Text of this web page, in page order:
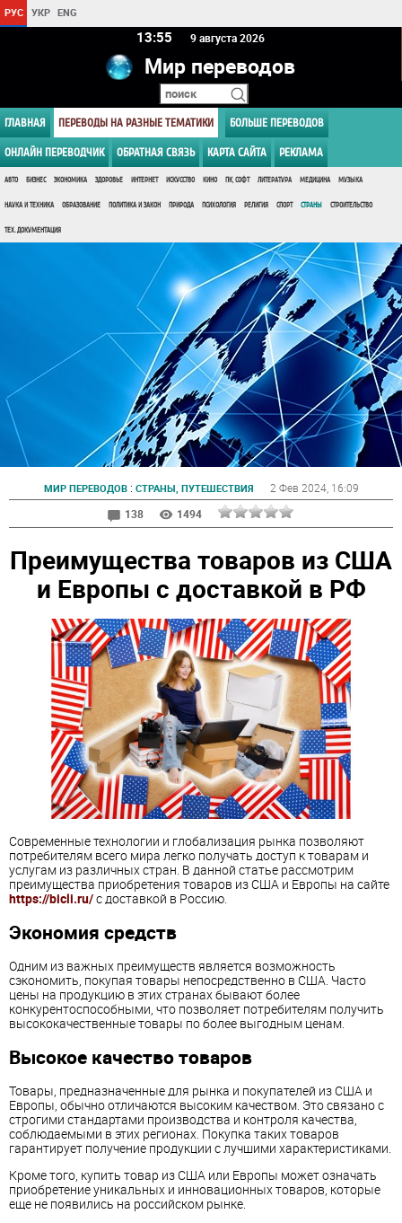
РУС УКР ENG
13 55 9 августа 2026
Мир переводов
ГЛАВНАЯ ПЕРЕВОДЫ НА РАЗНЫЕ ТЕМАТИКИ БОЛЬШЕ ПЕРЕВОДОВ
ОНЛАЙН ПЕРЕВОДЧИК ОБРАТНАЯ СВЯЗЬ КАРТА САЙТА РЕКЛАМА
АВТО БИЗНЕС ЭКОНОМИКА ЗДОРОВЬЕ ИНТЕРНЕТ ИСКУССТВО КИНО ПК, СОФТ ЛИТЕРАТУРА МЕДИЦИНА МУЗЫКА
НАУКА И ТЕХНИКА ОБРАЗОВАНИЕ ПОЛИТИКА И ЗАКОН ПРИРОДА ПСИХОЛОГИЯ РЕЛИГИЯ СПОРТ СТРАНЫ СТРОИТЕЛЬСТВО
ТЕХ. ДОКУМЕНТАЦИЯ
МИР ПЕРЕВОДОВ: СТРАНЫ, ПУТЕШЕСТВИЯ 2 Фев 2024, 16:09
138
1494
Преимущества товаров из США
и Европы с доставкой в РФ
Современные технологии и глобализация рынка позволяют
потребителям всего мира легко получать доступ к товарам и
услугам из различных стран. В данной статье рассмотрим
преимущества приобретения товаров из США и Европы на сайте
https://bicli.ru/с доставкой в Россию.
Экономия средств
Одним из важных преимуществ является возможность
сэкономить, покупая товары непосредственно в США. Часто
цены на продукцию в этих странах бывают более
конкурентоспособными, что позволяет потребителям получить
высококачественные товары по более выгодным ценам.
Высокое качество товаров
Товары, предназначенные для рынка и покупателей из США и
Европы, обычно отличаются высоким качеством. Это связано с
строгими стандартами производства и контроля качества,
соблюдаемыми в этих регионах. Покупка таких товаров
гарантирует получение продукции с лучшими характеристиками.
Кроме того, купить товар из США или Европы может означать
приобретение уникальных и инновационных товаров, которые
еще не появились на российском рынке.